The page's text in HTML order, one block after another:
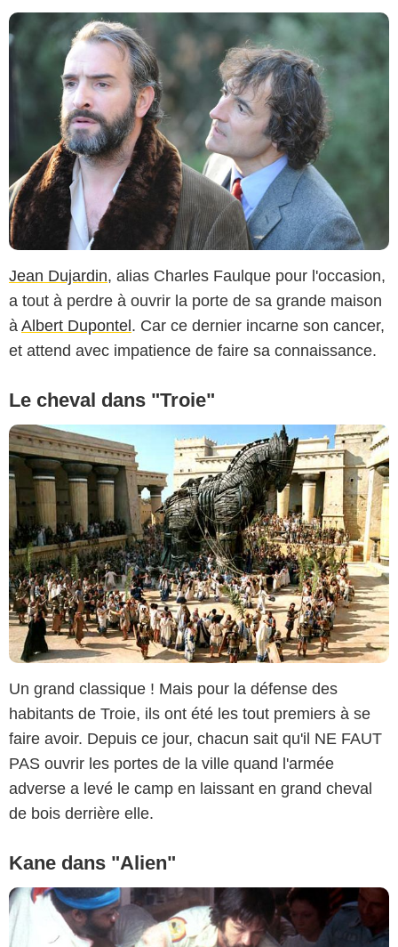
Jean Dujardin, alias Charles Faulque pour l'occasion,
a tout à perdre à ouvrir la porte de sa grande maison
à Albert Dupontel . Car ce dernier incarne son cancer,
et attend avec impatience de faire sa connaissance.
Le cheval dans "Troie"
Un grand classique ! Mais pour la défense des
habitants de Troie, ils ont été les tout premiers à se
faire avoir. Depuis ce jour, chacun sait qu'il NE FAUT
PAS ouvrir les portes de la ville quand l'armée
adverse a levé le camp en laissant en grand cheval
de bois derrière elle.
Kane dans "Alien"